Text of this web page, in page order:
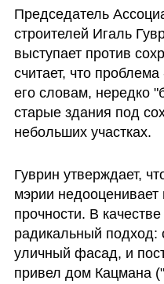
Председатель
строителей Игаль
выступает против
считает, что
его словам, нередко
старые здания под
небольших участках.
Гуврин утверждает,
мэрии недооценивает
прочности. В
радикальный подход:
уличный фасад, и
привел дом Кацмана